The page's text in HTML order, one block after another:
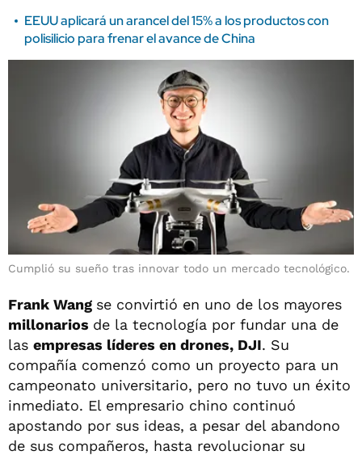
EEUU aplicará un arancel del 15% a los productos con
polisilicio para frenar el avance de China
Cumplió su sueño tras innovar todo un mercado tecnológico.
Frank Wang se convirtió en uno de los mayores
millonarios de la tecnología por fundar una de
las empresas líderes en drones, DJI. Su
compañía comenzó como un proyecto para un
campeonato universitario, pero no tuvo un éxito
inmediato. El empresario chino continuó
apostando por sus ideas, a pesar del abandono
de sus compañeros, hasta revolucionar su